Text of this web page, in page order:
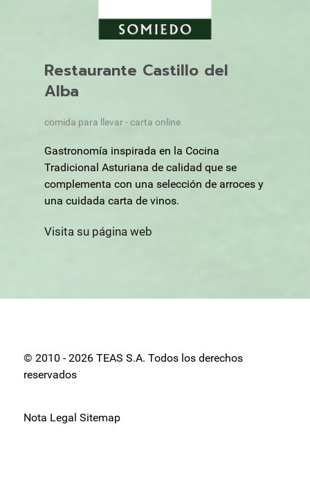
Restaurante Castillo del
Alba
comida para llevar - carta online
Gastronomía inspirada en la Cocina
Tradicional Asturiana de calidad que se
complementa con una selección de arroces y
una cuidada carta de vinos.
Visita su página web
© 2010 - 2026 TEAS S.A. Todos los derechos
reservados
Nota Legal Sitemap